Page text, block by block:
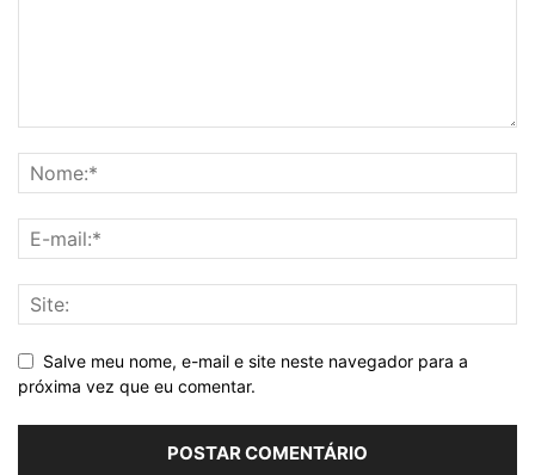
Salve meu nome, e-mail e site neste navegador para a
próxima vez que eu comentar.